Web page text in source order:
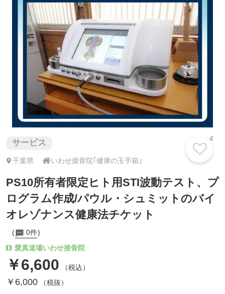
サービス
千葉県 いわせ接骨院｢健康の玉手箱｣
PS10所有者限定ヒト用STI波動テスト、プ
ログラム作成/パウル・シュミットのバイ
オレゾナンス健康法チケット
0件
愛真道場いわせ接骨院
￥6,600 （税込）
￥6,000（税抜）
4